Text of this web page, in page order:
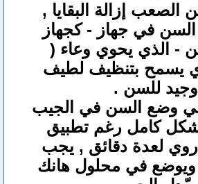
الصعب إزالة البقايا ,
في جهاز - كجهاز
- الذي يحوي وعاء (
يسمح بتنظيف لطيف
وجيد للسن .
في وضع السن في الجيب
كامل رغم تطبيق
لعدة دقائق , يجب
ويوضع في محلول هانك